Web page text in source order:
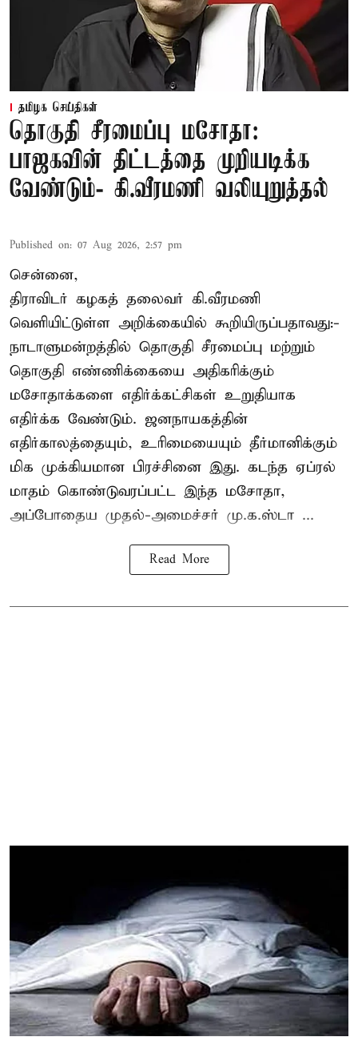
தமிழக செய்திகள்
தொகுதி சீரமைப்பு மசோதா:
பாஜகவின் திட்டத்தை முறியடிக்க
வேண்டும்- கி.வீரமணி வலியுறுத்தல்
Published on: 07 Aug 2026, 2:57 pm
சென்னை,
திராவிடர் கழகத் தலைவர் கி.வீரமணி
வெளியிட்டுள்ள அறிக்கையில் கூறியிருப்பதாவது:-
நாடாளுமன்றத்தில் தொகுதி சீரமைப்பு மற்றும்
தொகுதி எண்ணிக்கையை அதிகரிக்கும்
மசோதாக்களை எதிர்க்கட்சிகள் உறுதியாக
எதிர்க்க வேண்டும். ஜனநாயகத்தின்
எதிர்காலத்தையும், உரிமையையும் தீர்மானிக்கும்
மிக முக்கியமான பிரச்சினை இது. கடந்த ஏப்ரல்
மாதம் கொண்டுவரப்பட்ட இந்த மசோதா,
அப்போதைய முதல்-அமைச்சர் மு.க.ஸ்டா ...
Read More